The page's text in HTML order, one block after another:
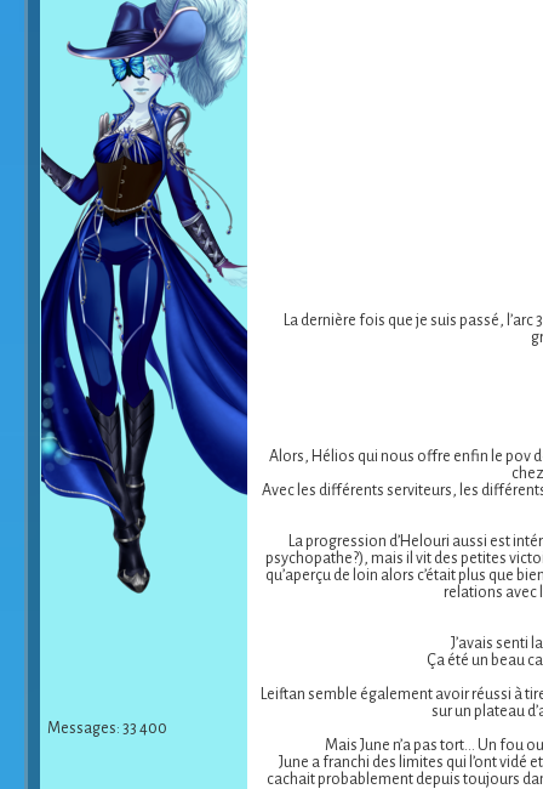
Messages: 33 400
La dernière fois que je suis passé,
Alors, Hélios qui nous offre enfin le pov
Avec les différents serviteurs, les
La progression d’Helouri aussi est
psychopathe?), mais il vit des petites
qu’aperçu de loin alors c’était plus que
relations avec
J’avais senti
Ça été un beau
Leiftan semble également avoir réussi à
sur un plateau
Mais June n’a pas tort… Un fou
June a franchi des limites qui l’ont vidé
cachait probablement depuis toujours